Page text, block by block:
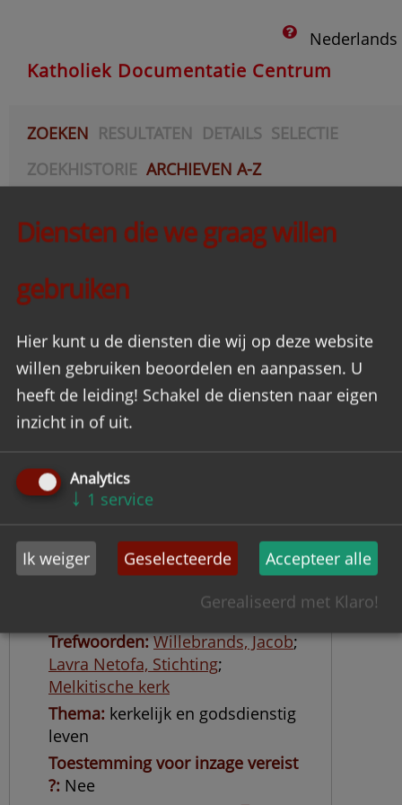
Nederlands
Katholiek Documentatie Centrum
ZOEKEN RESULTATEN DETAILS SELECTIE
ZOEKHISTORIE ARCHIEVEN A-Z
Objectnummer WIJA
Nog niet ontsloten
Trefwoorden Willebrands, Jacob;
Lavra Netofa, Stichting;
Melkitische kerk
Thema kerkelijk en godsdienstig
leven
Toestemming voor inzage vereist
? Nee
Diensten die we graag willen
gebruiken
Hier kunt u de diensten die wij op deze website
willen gebruiken beoordelen en aanpassen. U
heeft de leiding! Schakel de diensten naar eigen
inzicht in of uit.
Analytics
↓ 1 service
Ik weiger Geselecteerde Accepteer alle
Gerealiseerd met Klaro!